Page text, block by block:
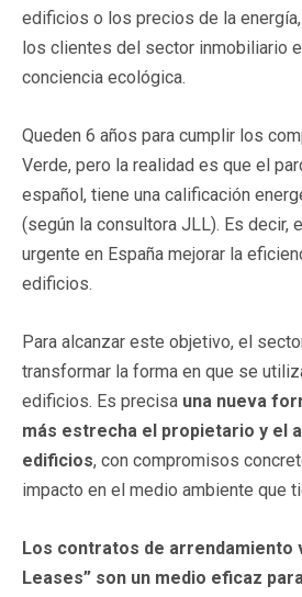
edificios o los precios de la
los clientes del sector inmobiliario
conciencia ecológica.
Queden 6 años para cumplir los
Verde, pero la realidad es que el
español, tiene una calificación
(según la consultora JLL). Es decir,
urgente en España mejorar la
edificios.
Para alcanzar este objetivo, el
transformar la forma en que se
edificios. Es precisa una nueva
más estrecha el propietario y el
edificios, con compromisos
impacto en el medio ambiente que
Los contratos de arrendamiento
Leases” son un medio eficaz